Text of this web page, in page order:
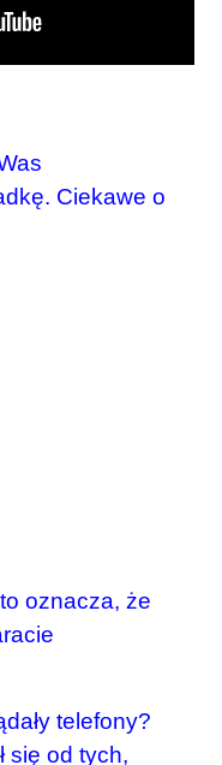
Ciekawe o
oznacza, że
telefony?
się od tych,